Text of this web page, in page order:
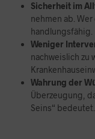
Sicherheit im
nehmen ab.
handlungsfähig.
Weniger
nachweislich zu
Wahrung der
Überzeugung,
Seins“ bedeutet.